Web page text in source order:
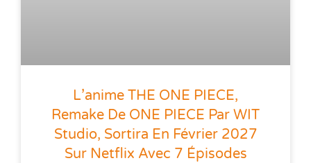
L’anime THE ONE PIECE,
Remake De ONE PIECE Par WIT
Studio, Sortira En Février 2027
Sur Netflix Avec 7 Épisodes